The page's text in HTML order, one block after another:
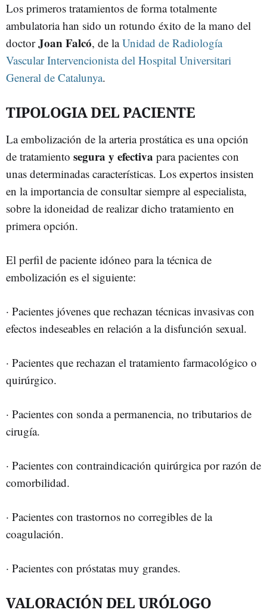
Los primeros tratamientos de forma totalmente
ambulatoria han sido un rotundo éxito de la mano del
doctorJoan Falcó, de laUnidad de Radiología
Vascular Intervencionista del Hospital Universitari
General de Catalunya.
TIPOLOGIA DEL PACIENTE
La embolización de la arteria prostática es una opción
de tratamiento segura y efectiva para pacientes con
unas determinadas características. Los expertos insisten
en la importancia de consultar siempre al especialista,
sobre la idoneidad de realizar dicho tratamiento en
primera opción.
El perfil de paciente idóneo para la técnica de
embolización es el siguiente:
· Pacientes jóvenes que rechazan técnicas invasivas con
efectos indeseables en relación a la disfunción sexual.
· Pacientes que rechazan el tratamiento farmacológico o
quirúrgico.
· Pacientes con sonda a permanencia, no tributarios de
cirugía.
· Pacientes con contraindicación quirúrgica por razón de
comorbilidad.
· Pacientes con trastornos no corregibles de la
coagulación.
· Pacientes con próstatas muy grandes.
VALORACIÓN DEL URÓLOGO